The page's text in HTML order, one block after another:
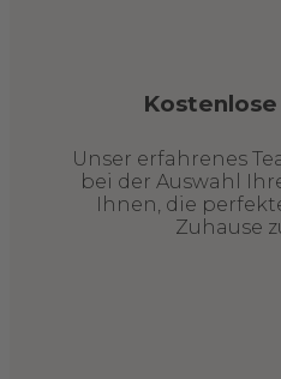
Unser erfahrenes
bei der Auswahl
Ihnen, die
Zuhause